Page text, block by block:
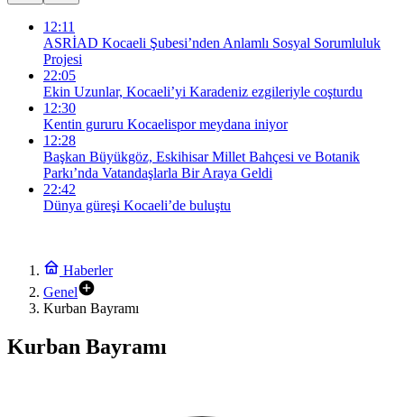
12:11
ASRİAD Kocaeli Şubesi’nden Anlamlı Sosyal Sorumluluk
Projesi
22:05
Ekin Uzunlar, Kocaeli’yi Karadeniz ezgileriyle coşturdu
12:30
Kentin gururu Kocaelispor meydana iniyor
12:28
Başkan Büyükgöz, Eskihisar Millet Bahçesi ve Botanik
Parkı’nda Vatandaşlarla Bir Araya Geldi
22:42
Dünya güreşi Kocaeli’de buluştu
Haberler
Genel
Kurban Bayramı
Kurban Bayramı